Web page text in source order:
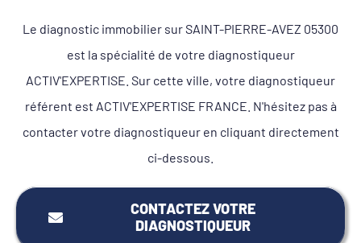
Le diagnostic immobilier sur SAINT-PIERRE-AVEZ 05300
est la spécialité de votre diagnostiqueur
ACTIV'EXPERTISE. Sur cette ville, votre diagnostiqueur
référent est ACTIV'EXPERTISE FRANCE. N'hésitez pas à
contacter votre diagnostiqueur en cliquant directement
ci-dessous.
CONTACTEZ VOTRE
DIAGNOSTIQUEUR